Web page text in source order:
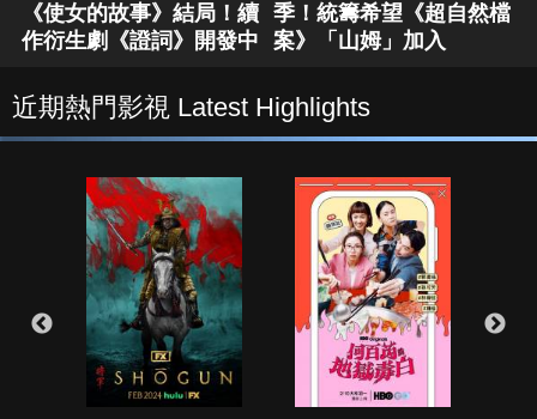
《使女的故事》結局！續
作衍生劇《證詞》開發中
季！統籌希望《超自然檔
案》「山姆」加入
近期熱門影視 Latest Highlights